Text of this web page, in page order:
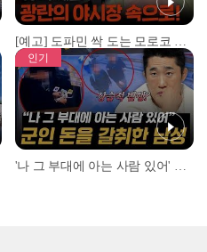
[예고] 도파민 싹 도는 모로코 야시장 투어!
인기